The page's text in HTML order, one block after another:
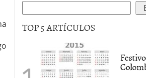
TOP 5 ARTÍCULOS